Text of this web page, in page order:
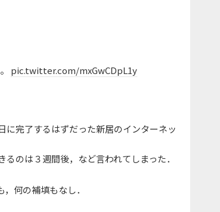
pic.twitter.com/mxGwCDpL1y
に完了するはずだった新居のインターネッ
のは３週間後，など言われてしまった．
何の補填もなし．